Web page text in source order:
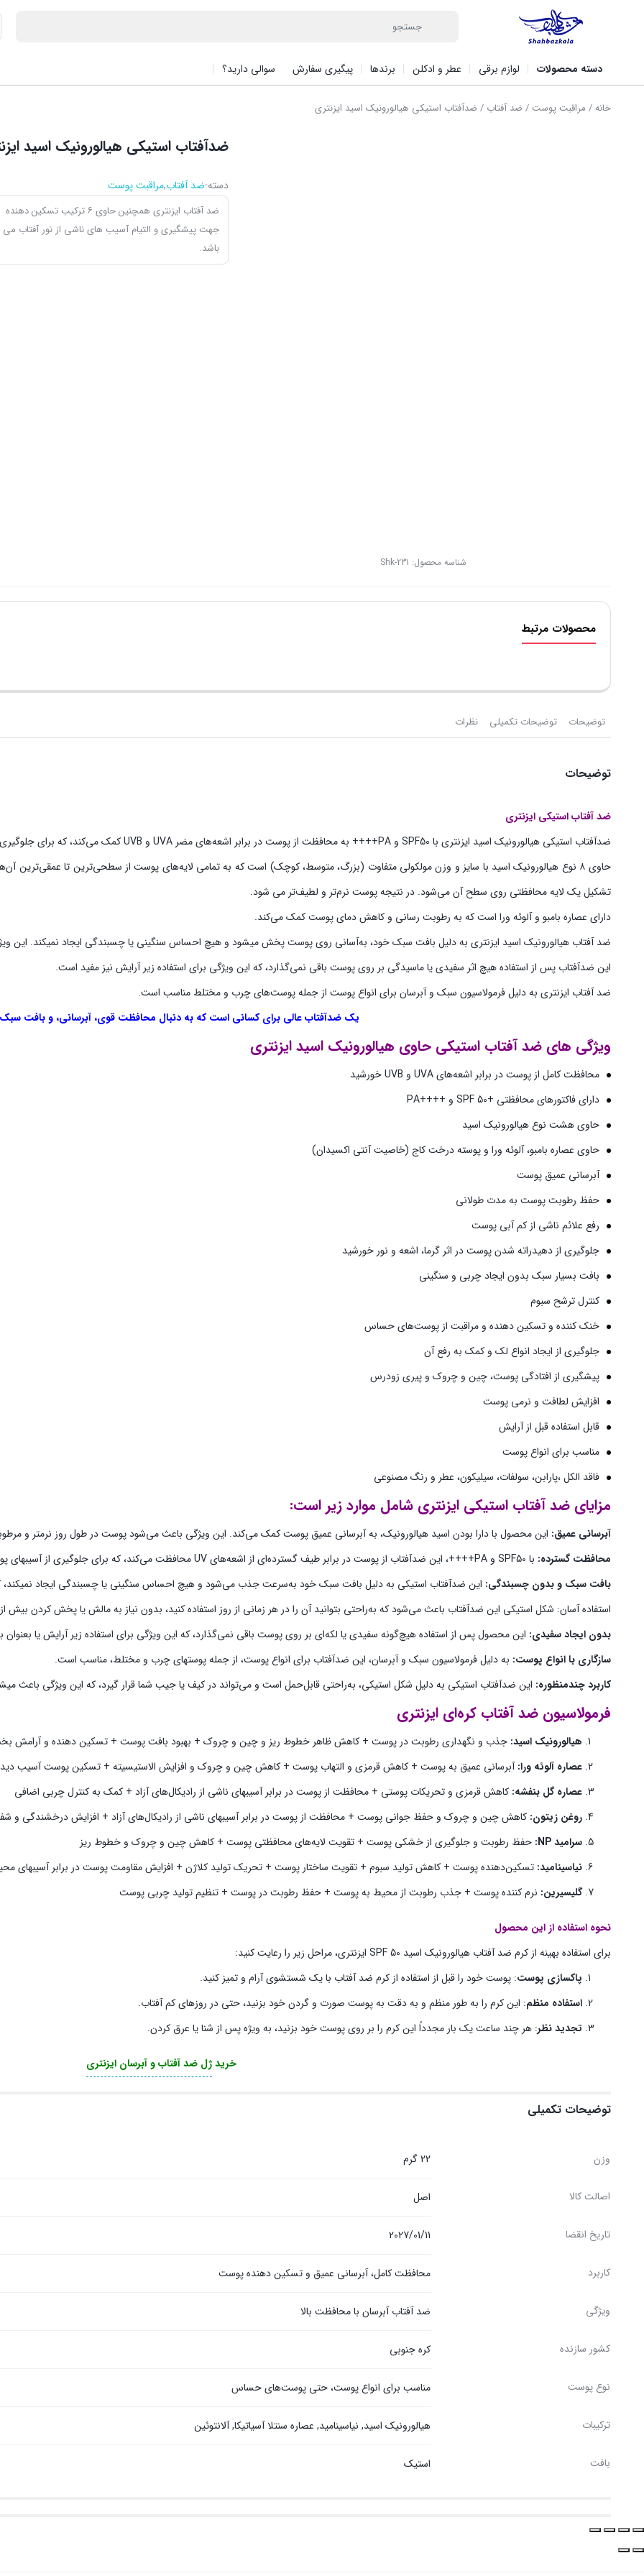
دسته محصولات لوازم برقی عطر و ادکلن برندها پیگیری سفارش سوالی دارید؟
خانه/ مراقبت پوست / ضد آفتاب / ضدآفتاب استیکی هیالورونیک اسید ایزنتری
شناسه محصول: Shk-231
ضدآفتاب استیکی هیالورونیک اسید
دسته:ضد آفتاب,مراقبت پوست
ضد آفتاب ایزنتری همچنین حاوی ۶ ترکیب تسکین دهنده
جهت پیشگیری و التیام آسیب های ناشی از نور آفتاب می
باشد.
محصولات مرتبط
توضیحات توضیحات تکمیلی نظرات
توضیحات
ضد آفتاب استیکی ایزنتری
ضدآفتاب استیکی هیالورونیک اسید ایزنتری با SPF50 و PA++++ به محافظت از پوست در برابر اشعه‌های مضر UVA و UVB کمک می‌کند، که برای جلوگیری از آسیب‌های پوستی و پیری زودرس بسیار مهم است.
حاوی ۸ نوع هیالورونیک اسید با سایز و وزن مولکولی متفاوت (بزرگ، متوسط، کوچک) است که به تمامی لایه‌های پوست از سطحی‌ترین تا
تشکیل یک لایه محافظتی روی سطح آن می‌شود. در نتیجه پوست نرم‌تر و لطیف‌تر می شود.
دارای عصاره بامبو و آلوئه ورا است که به رطوبت رسانی و کاهش دمای پوست کمک می‌کند.
ضد آفتاب هیالورونیک اسید ایزنتری به دلیل بافت سبک خود، به‌آسانی روی پوست پخش میشود و هیچ احساس سنگینی یا چسبندگی ایجاد نمیکند. این
این ضدآفتاب پس از استفاده هیچ اثر سفیدی یا ماسیدگی بر روی پوست باقی نمی‌گذارد، که این ویژگی برای استفاده زیر آرایش نیز مفید است.
ضد آفتاب ایزنتری به دلیل فرمولاسیون سبک و آبرسان برای انواع پوست از جمله پوست‌های چرب و مختلط مناسب است.
یک ضدآفتاب عالی برای کسانی است که به دنبال محافظت قوی، آبرسانی، و بافت
ویژگی ‌های ضد آفتاب استیکی حاوی هیالورونیک اسید ایزنتری
محافظت کامل از پوست در برابر اشعه‌های UVA و UVB خورشید
دارای فاکتورهای محافظتی +SPF 50 و ++++PA
حاوی هشت نوع هیالورونیک اسید
حاوی عصاره بامبو، آلوئه ورا و پوسته درخت کاج (خاصیت آنتی اکسیدان)
آبرسانی عمیق پوست
حفظ رطوبت پوست به مدت طولانی
رفع علائم ناشی از کم‌ آبی پوست
جلوگیری از دهیدراته شدن پوست در اثر گرما، اشعه و نور خورشید
بافت بسیار سبک بدون ایجاد چربی و سنگینی
کنترل ترشح سبوم
خنک‌ کننده و تسکین‌ دهنده و مراقبت از پوست‌های حساس
جلوگیری از ایجاد انواع لک و کمک به رفع آن
پیشگیری از افتادگی پوست، چین و چروک و پیری زودرس
افزایش لطافت و نرمی پوست
قابل استفاده قبل از آرایش
مناسب برای انواع پوست
فاقد الکل ،پارابن، سولفات، سیلیکون، عطر و رنگ مصنوعی
مزایای ضد آفتاب استیکی ایزنتری شامل موارد زیر است:
آبرسانی عمیق: این محصول با دارا بودن اسید هیالورونیک، به آبرسانی عمیق پوست کمک می‌کند. این ویژگی باعث می‌شود پوست در طول روز نرمتر و
محافظت گسترده: با SPF50 و PA++++، این ضدآفتاب از پوست در برابر طیف گسترده‌ای از اشعه‌های UV محافظت می‌کند، که برای جلوگیری از آسیبهای پوستی و سرطان پوست بسیار مهم است.
بافت سبک و بدون چسبندگی: این ضدآفتاب استیکی به دلیل بافت سبک خود به‌سرعت جذب می‌شود و هیچ احساس سنگینی یا چسبندگی ایجاد نمیکند، که
استفاده آسان: شکل استیکی این ضدآفتاب باعث می‌شود که به‌راحتی بتوانید آن را در هر زمانی از روز استفاده کنید، بدون نیاز به مالش یا پخش کردن بیش
بدون ایجاد سفیدی: این محصول پس از استفاده هیچ‌گونه سفیدی یا لکه‌ای بر روی پوست باقی نمی‌گذارد، که این ویژگی برای استفاده زیر آرایش یا
سازگاری با انواع پوست: به دلیل فرمولاسیون سبک و آبرسان، این ضدآفتاب برای انواع پوست، از جمله پوستهای چرب و مختلط، مناسب است.
کاربرد چندمنظوره: این ضدآفتاب استیکی به دلیل شکل استیکی، به‌راحتی قابل‌حمل است و می‌تواند در کیف یا جیب شما قرار گیرد، که این ویژگی باعث
فرمولاسیون ضد آفتاب کره‌ای ایزنتری
هیالورونیک اسید: جذب و نگهداری رطوبت در پوست + کاهش ظاهر خطوط ریز و چین و چروک + بهبود بافت پوست + تسکین‌ دهنده و
عصاره آلوئه ورا:آبرسانی عمیق به پوست + کاهش قرمزی و التهاب پوست + کاهش چین و چروک و افزایش الاستیسیته + تسکین پوست آسیب‌
عصاره گل بنفشه: کاهش قرمزی و تحریکات پوستی + محافظت از پوست در برابر آسیبهای ناشی از رادیکال‌های آزاد + کمک به کنترل چربی اضافی
روغن زیتون: کاهش چین و چروک و حفظ جوانی پوست + محافظت از پوست در برابر آسیبهای ناشی از رادیکال‌های آزاد + افزایش درخشندگی و
سرامید NP:
حفظ رطوبت و جلوگیری از خشکی پوست + تقویت لایه‌های محافظتی پوست + کاهش چین و چروک و خطوط ریز
نیاسینامید: تسکین‌دهنده پوست‌ + کاهش تولید سبوم + تقویت ساختار پوست + تحریک تولید کلاژن + افزایش مقاومت پوست در برابر آسیبهای
گلیسیرین: نرم کننده پوست + جذب رطوبت از محیط به پوست + حفظ رطوبت در پوست + تنظیم تولید چربی پوست
نحوه استفاده از این محصول
برای استفاده بهینه از کرم ضد آفتاب هیالورونیک اسید SPF 50 ایزنتری، مراحل زیر را رعایت کنید:
پاکسازی پوست: پوست خود را قبل از استفاده از کرم ضد آفتاب با یک شستشوی آرام و تمیز کنید.
استفاده منظم: این کرم را به طور منظم و به دقت به پوست صورت و گردن خود بزنید، حتی در روزهای کم آفتاب.
تجدید نظر: هر چند ساعت یک بار مجدداً این کرم را بر روی پوست خود بزنید، به ویژه پس از شنا یا عرق کردن.
خریدژل ضد آفتاب و آبرسان ایزنتری
توضیحات تکمیلی
وزن 22 گرم
اصالت کالا اصل
تاریخ انقضا 2027/01/11
کاربرد محافظت کامل، آبرسانی عمیق و تسکین دهنده پوست
ویژگی ضد آفتاب آبرسان با محافظت بالا
کشور سازنده کره جنوبی
نوع پوست مناسب برای انواع پوست، حتی پوست‌های حساس
ترکیبات هیالورونیک اسید, نیاسینامید, عصاره سنتلا آسیاتیکا, آلانتوئین
بافت استیک